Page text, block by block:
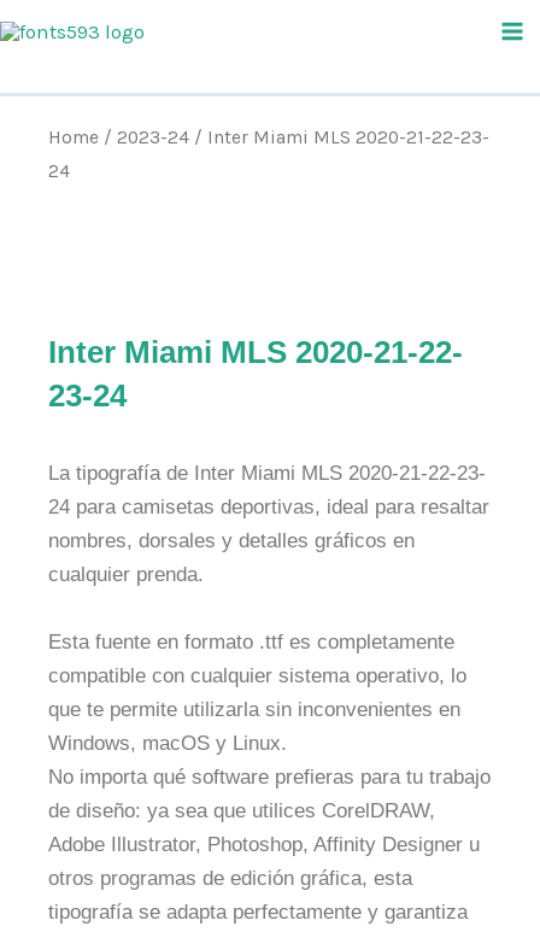
Skip
Home / 2023-24 / Inter Miami MLS 2020-21-22-23-
24
Inter Miami MLS 2020-21-22-
23-24
La tipografía de Inter Miami MLS 2020-21-22-23-
24 para camisetas deportivas, ideal para resaltar
nombres, dorsales y detalles gráficos en
cualquier prenda.
Esta fuente en formato .ttf es completamente
compatible con cualquier sistema operativo, lo
que te permite utilizarla sin inconvenientes en
Windows, macOS y Linux.
No importa qué software prefieras para tu trabajo
de diseño: ya sea que utilices CorelDRAW,
Adobe Illustrator, Photoshop, Affinity Designer u
otros programas de edición gráfica, esta
tipografía se adapta perfectamente y garantiza